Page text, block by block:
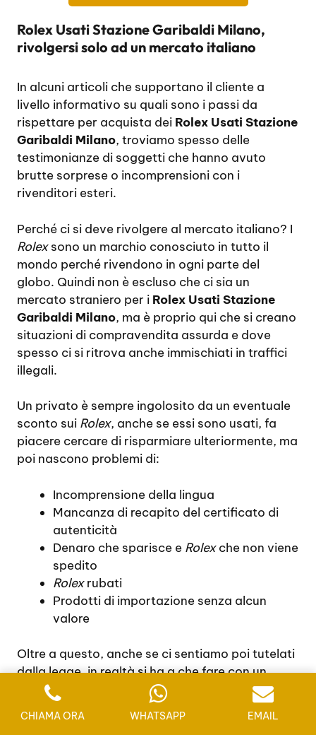
Rolex Usati Stazione Garibaldi Milano,
rivolgersi solo ad un mercato italiano
In alcuni articoli che supportano il cliente a
livello informativo su quali sono i passi da
rispettare per acquista dei Rolex Usati Stazione
Garibaldi Milano, troviamo spesso delle
testimonianze di soggetti che hanno avuto
brutte sorprese o incomprensioni con i
rivenditori esteri.
Perché ci si deve rivolgere al mercato italiano? I
Rolexsono un marchio conosciuto in tutto il
mondo perché rivendono in ogni parte del
globo. Quindi non è escluso che ci sia un
mercato straniero per i Rolex Usati Stazione
Garibaldi Milano, ma è proprio qui che si creano
situazioni di compravendita assurda e dove
spesso ci si ritrova anche immischiati in traffici
illegali.
Un privato è sempre ingolosito da un eventuale
sconto sui Rolex, anche se essi sono usati, fa
piacere cercare di risparmiare ulteriormente, ma
poi nascono problemi di:
Incomprensione della lingua
Mancanza di recapito del certificato di
autenticità
Denaro che sparisce e Rolexche non viene
spedito
Rolexrubati
Prodotti di importazione senza alcun
valore
Oltre a questo, anche se ci sentiamo poi tutelati
dalla legge, in realtà si ha a che fare con un
ulteriore problema che riguarda poi
l’impossibilità che la denuncia vada oltre
oceano. Infatti le leggi straniere hanno un loro
CHIAMA ORA WHATSAPP EMAIL